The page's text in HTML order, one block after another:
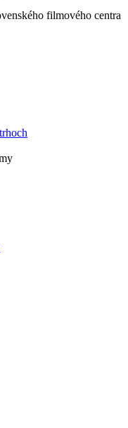
filmového centra